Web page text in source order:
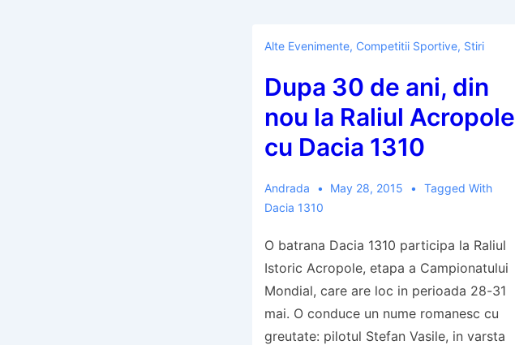
Concursul
de
Eleganta
Sinaia
2015
Alte Evenimente, Competitii Sportive, Stiri
Dupa 30 de ani, din
nou la Raliul Acropole
cu Dacia 1310
Andrada May 28, 2015
Tagged With
Dacia 1310
O batrana Dacia 1310 participa la Raliul
Istoric Acropole, etapa a Campionatului
Mondial, care are loc in perioada 28-31
mai. O conduce un nume romanesc cu
greutate: pilotul Stefan Vasile, in varsta